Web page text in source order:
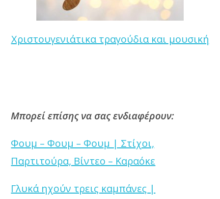
Χριστουγενιάτικα τραγούδια και μουσική
Μπορεί επίσης να σας ενδιαφέρουν:
Φουμ – Φουμ – Φουμ | Στίχοι,
Παρτιτούρα, Βίντεο – Καραόκε
Γλυκά ηχούν τρεις καμπάνες |